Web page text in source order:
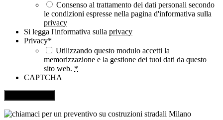
Consenso al trattamento dei dati personali secondo
le condizioni espresse nella pagina d'informativa sulla
privacy
Si legga l'informativa sulla privacy
Privacy*
Utilizzando questo modulo accetti la
memorizzazione e la gestione dei tuoi dati da questo
sito web. *
CAPTCHA